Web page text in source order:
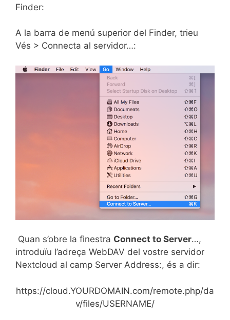
Finder:
A la barra de menú superior del Finder, trieu
Vés > Connecta al servidor…:
Quan s’obre la finestra Connect to Server…,
introduïu l’adreça WebDAV del vostre servidor
Nextcloud al camp Server Address:, és a dir:
https://cloud.YOURDOMAIN.com/remote.php/da
v/files/USERNAME/